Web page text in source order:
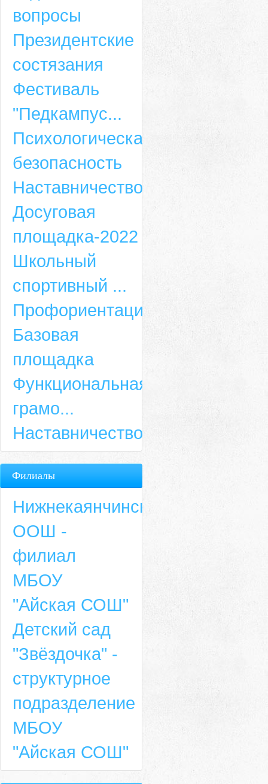
вопросы
Президентские
состязания
Фестиваль
"Педкампус...
Психологическая
безопасность
Наставничество
Досуговая
площадка-2022
Школьный
спортивный ...
Профориентация
Базовая
площадка
Функциональная
грамо...
Наставничество
Филиалы
Нижнекаянчинская
ООШ -
филиал
МБОУ
"Айская СОШ"
Детский сад
"Звёздочка" -
структурное
подразделение
МБОУ
"Айская СОШ"